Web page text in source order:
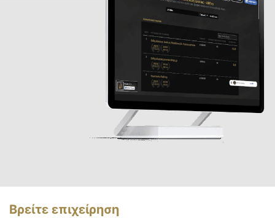
Βρείτε επιχείρηση